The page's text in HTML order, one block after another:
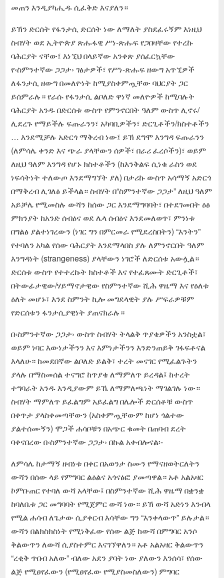
መጠን እንዲያካሒዱ ሲፈቅድ እናያለን።
ይኽን ድርሰት የፋንታሲ ድርሰት ነው ለማለት ያስደፈሩኝም እነዚህ
ስብሃት ወደ ኢትዮጵያ ጽሑፋዊ ሥነ-ጽሑፍ የጋበዛቸው የተረኩ
ባሕርያት ናቸው፤ እነኚህ በላይኛው አንቀጽ ያሰፈርኳቸው
የ‹ስምንተኛው ጋጋታ› ገፅታዎች፣ የሥነ-ጽሑፍ ዘውግ አጥኚዎች
ለፋንታሲ ዘውግ በመለዮነት ከሚያስቀምጧቸው ባህርያት ጋር
ይሰምራሉ። የራሱ የፋንታሲ ልቦለድ ዋነኛ መለዮዎች ከሚባሉት
ባሕርያት አንዱ በድርሰቱ ውስጥ የምንኖርበት ዓለም ውስጥ ሊኖሩ/
ሊደረጉ የማይችሉ ፍጡራንን፣ አካባቢዎችን፣ ድርጊቶችን/ክስተቶችን
… እንደሚቻሉ አድርጎ ማቅረብ ነው፤ ይኽ ደግሞ እንግዳ ፍጡራንን
(ለምሳሌ ቀንድ እና ጭራ ያላቸውን ሰዎች፣ በራሪ ፈረሶችን)፣ ወይም
ለዚህ ዓለም እንግዳ የሆኑ ክስተቶችን (ከእንቅልፍ ሲነቁ ራስን ወደ
ነፍሳትነት ተለውጦ እንደማግኘት ያለ) በታሪኩ ውስጥ አሳማኝ አድርጎ
በማቅረብ ሊገለፅ ይችላል። ስብሃት በ“ስምንተኛው ጋጋታ” ለዚህ ዓለም
አይቻሌ የሚመስሉ ውሻን ከሰው ጋር እንደማግባባት፣ በተደገመበት ዕፅ
ምክንያት ከአንድ ሰብዕና ወደ ሌላ ሰብዕና እንደመለወጥ፣ ምንነቱ
በግልፅ ያልተነገረውን (ነገር ግን በምርመራ የሚደረስበትን) “እንትን”
የተባለን አካል የሰው ባሕርያት እንደማላበስ ያሉ ለምንኖርበት ዓለም
እንግዳነት (strangeness) ያላቸውን ነገሮች ለድርሰቱ አውሏል።
ድርሰቱ ውስጥ የተተረኩት ክስተቶች እና የተፈጸሙት ድርጊቶች፣
በትውፊታዊው/ሃይማኖታዊው የስምንተኛው ሺሕ ዋዜማ እና የዕለቱ
ዕለት መሆኑ፣ እንደ ስምንት ኪሎ መግደላዊት ያሉ ሥፍራዎቹም
የድርሰቱን ፋንታሲያዊነት ያጠናክራሉ።
በ‹ስምንተኛው ጋጋታ› ውስጥ ስብሃት ትላልቅ ጥያቄዎችን አንስቷል፣
ወይም ነባር እውነታችንን እና እምነታችንን እንድንጠይቅ ገፋፍቶናል
እላለሁ። ከመደበኛው ልቦለድ ይልቅ፣ ተረት መናገር የሚፈልጉትን
ያላሉ በማስመሰል ተናግሮ ከጥያቄ ለማምለጥ ይረዳል፤ ከተረት
ተግባራት አንዱ እንዲያውም ይኼ ለማምለጫነት ማገልገሉ ነው።
ስብሃት ማምለጥ ይፈልግም አይፈልግ በሌሎች ድርሰቶቹ ውስጥ
በቀጥታ ያላስቀመጣቸውን (አስቀምጧቸውም ከሆነ ጎልተው
ያልተሰሙኝን) ሞጋች ሐሳቦቹን በአጭር ቁመት በጠባብ ደረት
ባቀናበረው በ‹ስምንተኛው ጋጋታ› በኩል አቀብሎናል፡-
ለምሳሌ ከታማኝ ዘብነቱ በቀር በአወንታ ስሙን የማናዘወትርለትን
ውሻን በሰው ላይ የምግባር ልዕልና አጎናፅፎ ያመጣዋል። አቶ አልአዛር
ኮምቡጠር የተባለ ውሻ አላቸው፤ በስምንተኛው ሺሕ ዋዜማ በቋንቋ
ከባለቤቱ ጋር መግባባት የሚጀምር ውሻ ነው። ይኽ ውሻ አድነን እንብላ
የሚል ሐሳብ ለጌታው ሲያቀርብ እሳቸው ግን “እንቀላውጥ” ይሉታል።
ውሻን በልክስክስነት የሚነቅፈው የሰው ልጅ ከውሻ በምግባር አንሶ
ቅልውጥን ለውሻ ሲያስተምር እናገኘዋለን። አቶ አልአዛር ቅልውጥን
“ረቂቅ ጥበብ አለው” ብለው አደን ያባት ነው ያለውን እንሰሳ፣ የሰው
ልጅ የሚፀየፈውን (የሚፀየፈው የሚያስመስለውን) ምግባር